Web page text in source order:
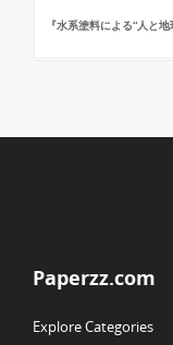
『水系塗料による“人と
Paperzz.com
Explore Categories